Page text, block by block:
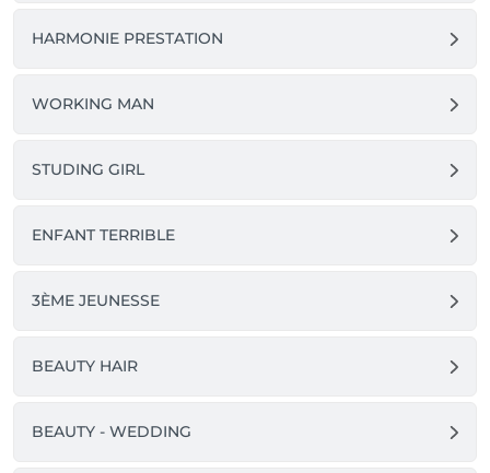
HARMONIE PRESTATION
WORKING MAN
STUDING GIRL
ENFANT TERRIBLE
3ÈME JEUNESSE
BEAUTY HAIR
BEAUTY - WEDDING